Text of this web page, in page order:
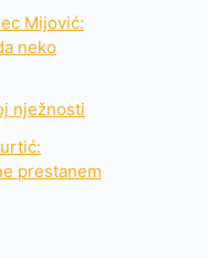
Mijović:
neko
nježnosti
prestanem